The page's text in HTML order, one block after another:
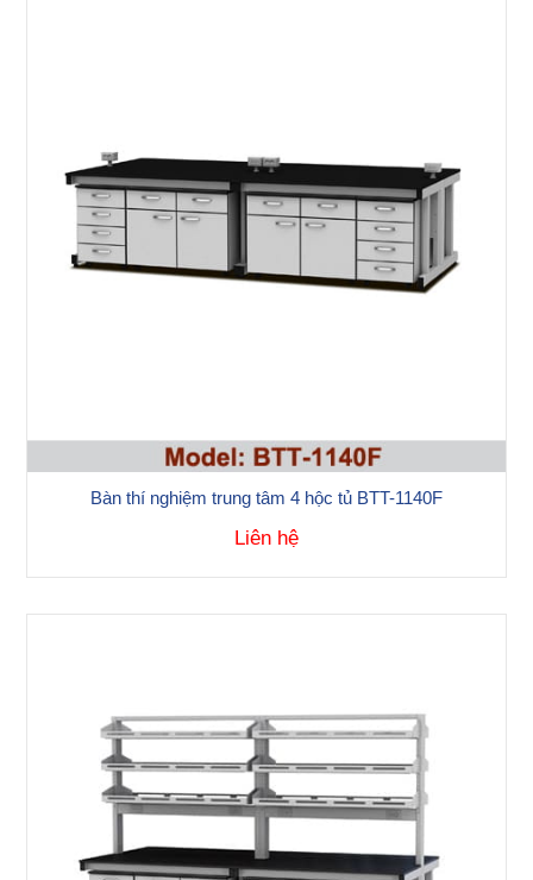
Bàn thí nghiệm trung tâm 4 hộc tủ BTT-1140F
Liên hệ